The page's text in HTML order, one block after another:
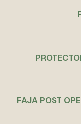
FAJA POST